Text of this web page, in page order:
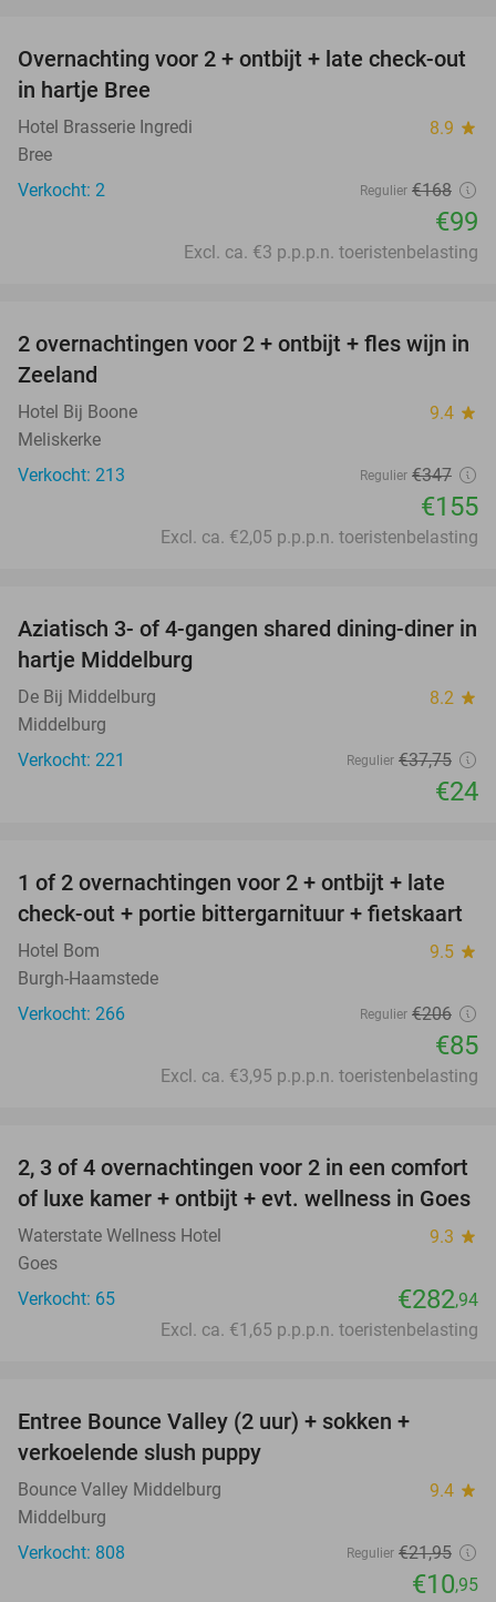
41%
TODAY
Overnachting voor 2 + ontbijt + late check-out
in hartje Bree
Hotel Brasserie Ingredi 8.9 star
Bree
Verkocht: 2
Regulier €168
€99
Excl. ca. €3 p.p.p.n. toeristenbelasting
55%
2 overnachtingen voor 2 + ontbijt + fles wijn in
Zeeland
Hotel Bij Boone 9.4 star
Meliskerke
Verkocht: 213
Regulier €347
€155
Excl. ca. €2,05 p.p.p.n. toeristenbelasting
36%
Aziatisch 3- of 4-gangen shared dining-diner in
hartje Middelburg
De Bij Middelburg 8.2 star
Middelburg
Verkocht: 221
Regulier €37,75
€24
59%
1 of 2 overnachtingen voor 2 + ontbijt + late
check-out + portie bittergarnituur + fietskaart
Hotel Bom 9.5 star
Burgh-Haamstede
Verkocht: 266
Regulier €206
€85
Excl. ca. €3,95 p.p.p.n. toeristenbelasting
2, 3 of 4 overnachtingen voor 2 in een comfort
of luxe kamer + ontbijt + evt. wellness in Goes
Waterstate Wellness Hotel 9.3 star
Goes
Verkocht: 65
€282,94
Excl. ca. €1,65 p.p.p.n. toeristenbelasting
Entree Bounce Valley (2 uur) + sokken +
verkoelende slush puppy
Bounce Valley Middelburg 9.4 star
Middelburg
Verkocht: 808
Regulier €21,95
€10,95